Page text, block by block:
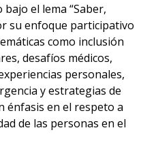
el lema “Saber,
su enfoque participativo
como inclusión
desafíos médicos,
personales,
y estrategias de
énfasis en el respeto a
de las personas en el